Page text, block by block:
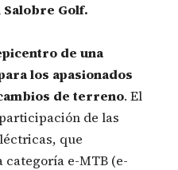
Golf.
de una
los apasionados
de terreno. El
de las
que
e-MTB (e-